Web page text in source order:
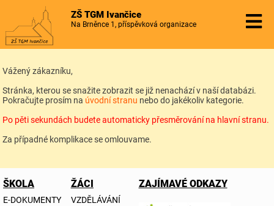
ZŠ TGM Ivančice
Na Brněnce 1, příspěvková organizace
Vážený zákazníku,
Stránka, kterou se snažite zobrazit se již nenachází v naší databázi.
Pokračujte prosím na úvodní stranu nebo do jakékoliv kategorie.
Po pěti sekundách budete automaticky přesměrování na hlavní stranu.
Za případné komplikace se omlouvame.
ŠKOLA
E-DOKUMENTY
ŽÁCI
VZDĚLÁVÁNÍ
ZAJÍMAVÉ ODKAZY